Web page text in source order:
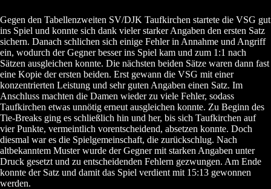
Gegen den Tabellenzweiten SV/DJK Taufkirchen startete die VSG gut
ins Spiel und konnte sich dank vieler starker Angaben den ersten Satz
sichern. Danach schlichen sich einige Fehler in Annahme und Angriff
ein, wodurch der Gegner besser ins Spiel kam und zum 1:1 nach
Sätzen ausgleichen konnte. Die nächsten beiden Sätze waren dann fast
eine Kopie der ersten beiden. Erst gewann die VSG mit einer
konzentrierten Leistung und sehr guten Angaben einen Satz. Im
Anschluss machten die Damen wieder zu viele Fehler, sodass
Taufkirchen etwas unnötig erneut ausgleichen konnte. Zu Beginn des
Tie-Breaks ging es schließlich hin und her, bis sich Taufkirchen auf
vier Punkte, vermeintlich vorentscheidend, absetzen konnte. Doch
diesmal war es die Spielgemeinschaft, die zurückschlug. Nach
altbekanntem Muster wurde der Gegner mit starken Angaben unter
Druck gesetzt und zu entscheidenden Fehlern gezwungen. Am Ende
konnte der Satz und damit das Spiel verdient mit 15:13 gewonnen
werden.